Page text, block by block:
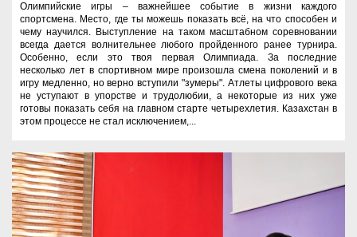
Олимпийские игры – важнейшее событие в жизни каждого
спортсмена. Место, где ты можешь показать всё, на что способен и
чему научился. Выступление на таком масштабном соревновании
всегда дается волнительнее любого пройденного ранее турнира.
Особенно, если это твоя первая Олимпиада. За последние
несколько лет в спортивном мире произошла смена поколений и в
игру медленно, но верно вступили "зумеры". Атлеты цифрового века
не уступают в упорстве и трудолюбии, а некоторые из них уже
готовы показать себя на главном старте четырехлетия. Казахстан в
этом процессе не стал исключением,...